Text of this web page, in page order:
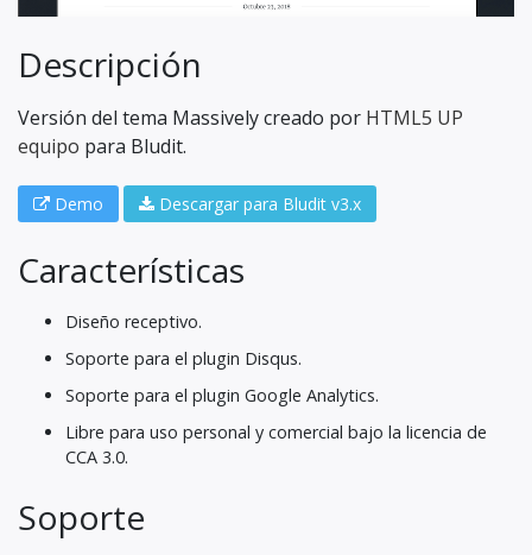
Descripción
Versión del tema Massively creado por HTML5 UP
equipo para Bludit.
Demo Descargar para Bludit v3.x
Características
Diseño receptivo.
Soporte para el plugin Disqus.
Soporte para el plugin Google Analytics.
Libre para uso personal y comercial bajo la licencia de
CCA 3.0.
Soporte